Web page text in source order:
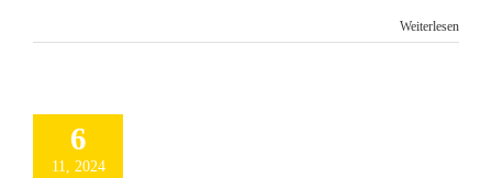
Weiterlesen
6
11, 2024